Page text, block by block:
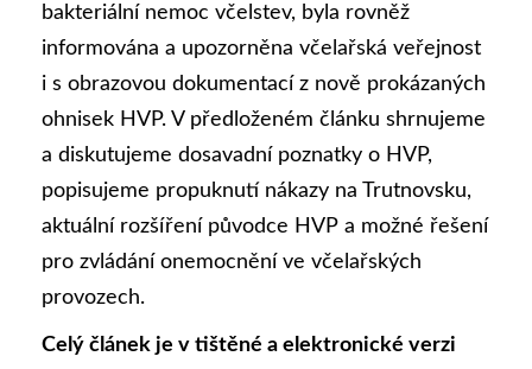
bakteriální nemoc včelstev, byla rovněž
informována a upozorněna včelařská veřejnost
i s obrazovou dokumentací z nově prokázaných
ohnisek HVP. V předloženém článku shrnujeme
a diskutujeme dosavadní poznatky o HVP,
popisujeme propuknutí nákazy na Trutnovsku,
aktuální rozšíření původce HVP a možné řešení
pro zvládání onemocnění ve včelařských
provozech.
Celý článek je v tištěné a elektronické verzi